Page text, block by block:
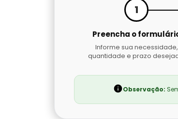
1
Preencha o
Informe sua necessidade,
quantidade e prazo
Observação: